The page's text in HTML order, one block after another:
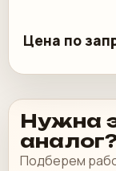
Цена по
Нужна
Подберем